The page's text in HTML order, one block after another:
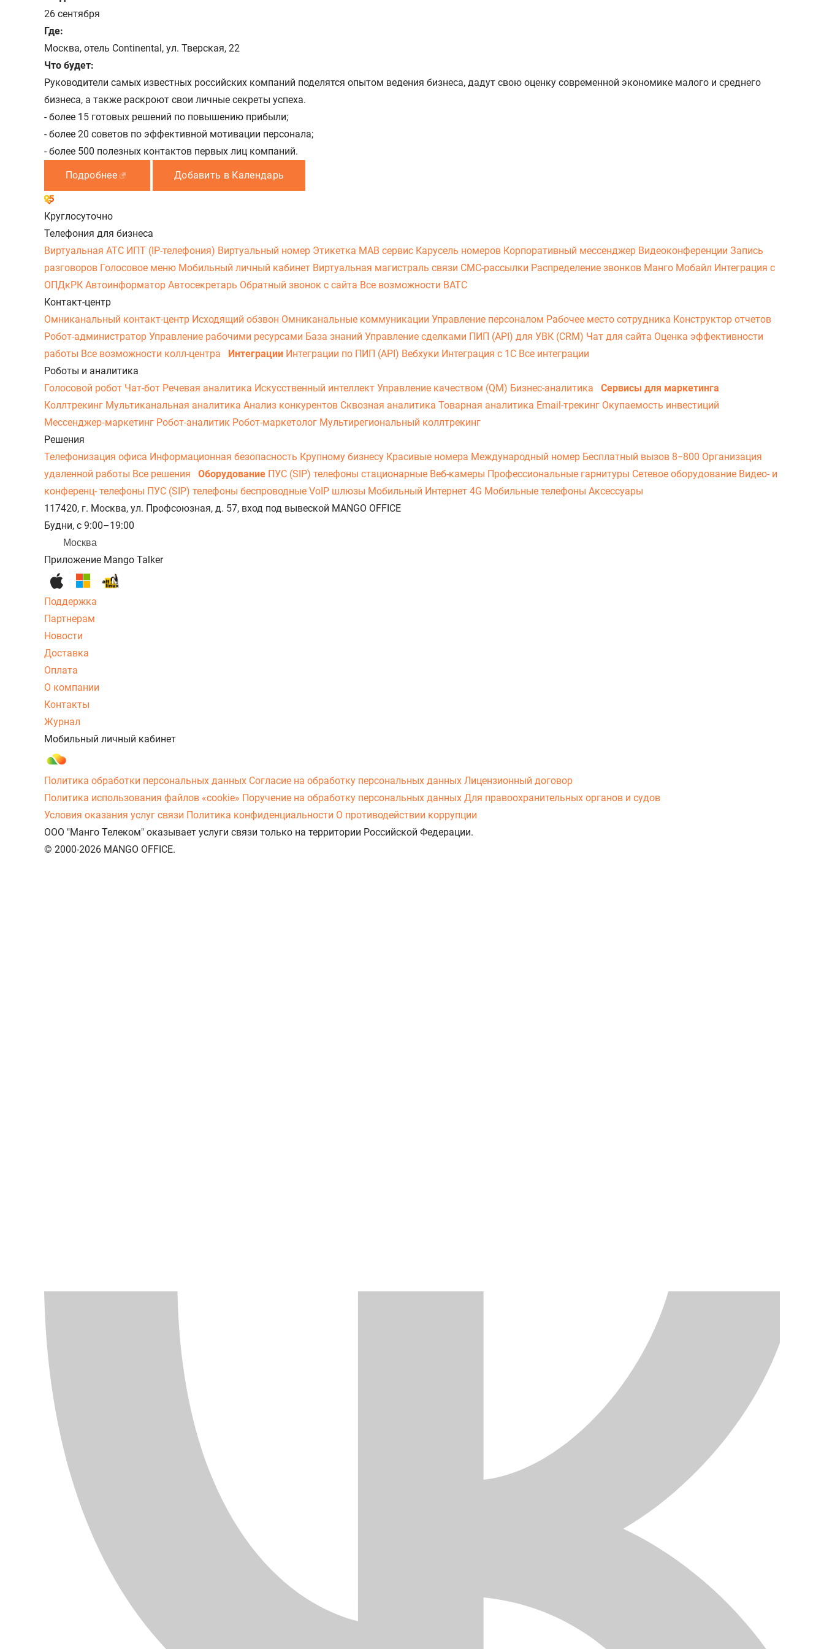
26 сентября
Где:
Москва, отель Continental, ул. Тверская, 22
Что будет:
Руководители самых известных российских компаний поделятся опытом ведения бизнеса, дадут свою оценку современной экономике малого и среднего
бизнеса, а также раскроют свои личные секреты успеха.
- более 15 готовых решений по повышению прибыли;
- более 20 советов по эффективной мотивации персонала;
- более 500 полезных контактов первых лиц компаний.
Подробнее Добавить в Календарь
Круглосуточно
Телефония для бизнеса
Виртуальная АТС ИПТ (IP-телефония) Виртуальный номер Этикетка МАВ сервис Карусель номеров Корпоративный мессенджер Видеоконференции Запись
разговоров Голосовое меню Мобильный личный кабинет Виртуальная магистраль связи СМС-рассылки Распределение звонков Манго Мобайл Интеграция с
ОПДкРК Автоинформатор Автосекретарь Обратный звонок с сайта Все возможности ВАТС
Контакт-центр
Омниканальный контакт-центр Исходящий обзвон Омниканальные коммуникации Управление персоналом Рабочее место сотрудника Конструктор отчетов
Робот-администратор Управление рабочими ресурсами База знаний Управление сделками ПИП (API) для УВК (CRM) Чат для сайта Оценка эффективности
работы Все возможности колл-центра Интеграции Интеграции по ПИП (API) Вебхуки Интеграция с 1С Все интеграции
Роботы и аналитика
Голосовой робот Чат-бот Речевая аналитика Искусственный интеллект Управление качеством (QM) Бизнес-аналитика
Сервисы для маркетинга
Коллтрекинг Мультиканальная аналитика Анализ конкурентов Сквозная аналитика Товарная аналитика Email-трекинг Окупаемость инвестиций
Мессенджер‑маркетинг Робот-аналитик Робот-маркетолог Мультирегиональный коллтрекинг
Решения
Телефонизация офиса Информационная безопасность Крупному бизнесу Красивые номера Международный номер Бесплатный вызов 8−800 Организация
удаленной работы Все решения Оборудование ПУС (SIP) телефоны стационарные Веб-камеры Профессиональные гарнитуры Сетевое оборудование Видео- и
конференц- телефоны ПУС (SIP) телефоны беспроводные VoIP шлюзы Мобильный Интернет 4G Мобильные телефоны Аксессуары
117420, г. Москва, ул. Профсоюзная, д. 57, вход под вывеской MANGO OFFICE
Будни, с 9:00–19:00
Москва
Приложение Mango Talker
Поддержка
Партнерам
Новости
Доставка
Оплата
О компании
Контакты
Журнал
Мобильный личный кабинет
Политика обработки персональных данных Согласие на обработку персональных данных Лицензионный договор
Политика использования файлов «cookie» Поручение на обработку персональных данных Для правоохранительных органов и судов
Условия оказания услуг связи Политика конфиденциальности О противодействии коррупции
ООО "Манго Телеком" оказывает услуги связи только на территории Российской Федерации.
© 2000-2026 MANGO OFFICE.